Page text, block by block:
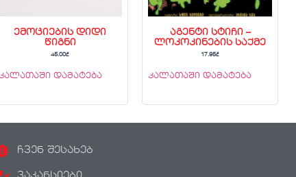
ემოციების დიდი
წიგნი
45.00₾
დამატება
აგენტი სტიჩი –
ლოკოკინების საქმე
17.95₾
კალათაში დამატება
ჩვენ შესახებ